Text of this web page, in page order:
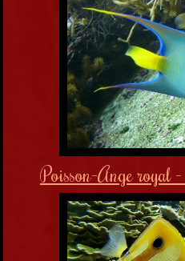
Poisson-Ange royal -